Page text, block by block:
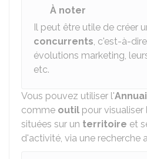
À noter
Il peut être utile de créer
concurrents, c'est-à-
évolutions marketing,
etc.
Vous pouvez utiliser l'
comme outil pour visualiser
situées sur un territoire et
d'activité, via une recherche